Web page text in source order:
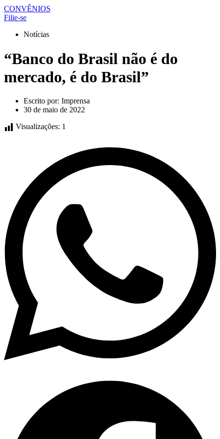
CONVÊNIOS
Filie-se
Notícias
“Banco do Brasil não é do
mercado, é do Brasil”
Escrito por: Imprensa
30 de maio de 2022
Visualizações: 1